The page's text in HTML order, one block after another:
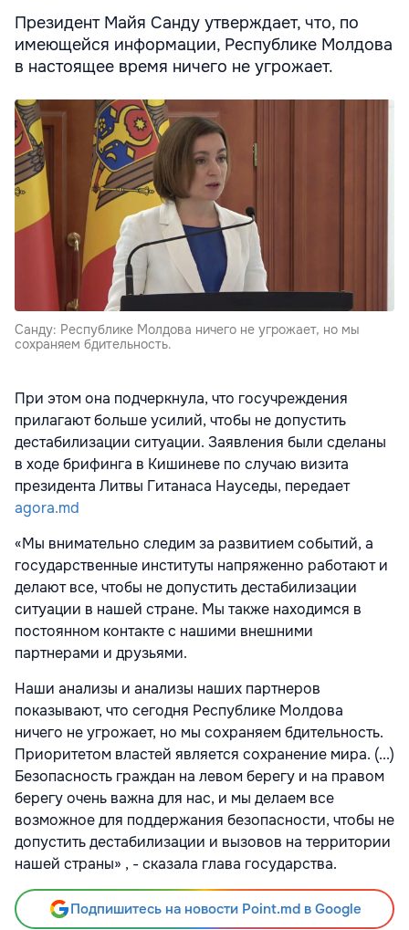
Президент Майя Санду утверждает, что, по
имеющейся информации, Республике Молдова
в настоящее время ничего не угрожает.
Санду: Республике Молдова ничего не угрожает, но мы
сохраняем бдительность.
При этом она подчеркнула, что госучреждения
прилагают больше усилий, чтобы не допустить
дестабилизации ситуации. Заявления были сделаны
в ходе брифинга в Кишиневе по случаю визита
президента Литвы Гитанаса Науседы, передает
agora.md
«Мы внимательно следим за развитием событий, а
государственные институты напряженно работают и
делают все, чтобы не допустить дестабилизации
ситуации в нашей стране. Мы также находимся в
постоянном контакте с нашими внешними
партнерами и друзьями.
Наши анализы и анализы наших партнеров
показывают, что сегодня Республике Молдова
ничего не угрожает, но мы сохраняем бдительность.
Приоритетом властей является сохранение мира. (...)
Безопасность граждан на левом берегу и на правом
берегу очень важна для нас, и мы делаем все
возможное для поддержания безопасности, чтобы не
допустить дестабилизации и вызовов на территории
нашей страны» , - сказала глава государства.
Подпишитесь на новости Point.md в Google